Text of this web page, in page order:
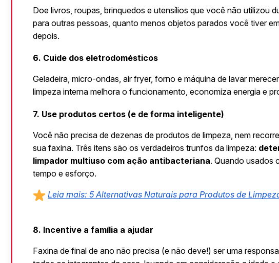
Doe livros, roupas, brinquedos e utensílios que você não utilizou
para outras pessoas, quanto menos objetos parados você tiver
depois.
6. Cuide dos eletrodomésticos
Geladeira, micro-ondas, air fryer, forno e máquina de lavar
limpeza interna melhora o funcionamento, economiza energia e
7. Use produtos certos (e de forma inteligente)
Você não precisa de dezenas de produtos de limpeza, nem
sua faxina. Três itens são os verdadeiros trunfos da limpeza:
limpador multiuso com ação antibacteriana. Quando usados
tempo e esforço.
Leia mais: 5 Alternativas Naturais para Produtos de
8. Incentive a família a ajudar
Faxina de final de ano não precisa (e não deve!) ser uma